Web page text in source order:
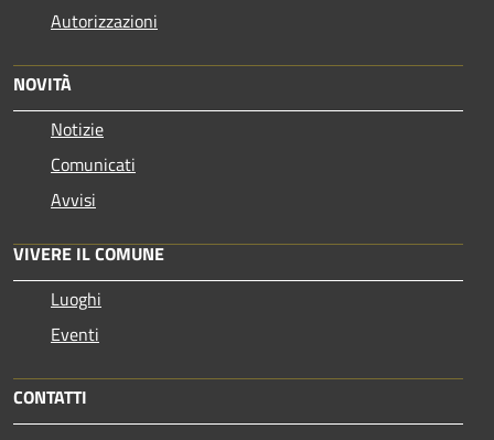
Autorizzazioni
NOVITÀ
Notizie
Comunicati
Avvisi
VIVERE IL COMUNE
Luoghi
Eventi
CONTATTI